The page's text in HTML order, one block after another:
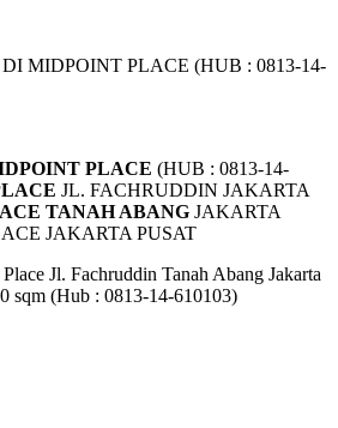
MIDPOINT PLACE (HUB : 0813-14-
PLACE (HUB : 0813-14-
JL. FACHRUDDIN JAKARTA
TANAH ABANG JAKARTA
JAKARTA PUSAT
Jl. Fachruddin Tanah Abang Jakarta
sqm (Hub : 0813-14-610103)